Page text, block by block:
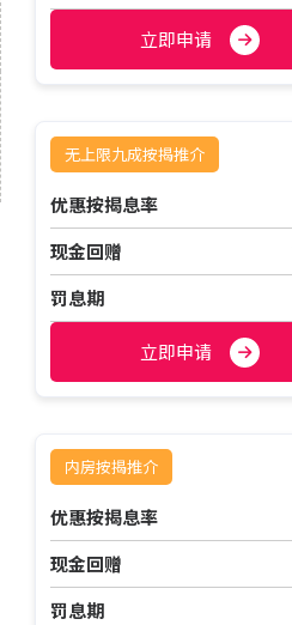
立即申请
无上限九成按揭推介
优惠按揭息率
现金回赠
罚息期
立即申请
内房按揭推介
优惠按揭息率
现金回赠
罚息期